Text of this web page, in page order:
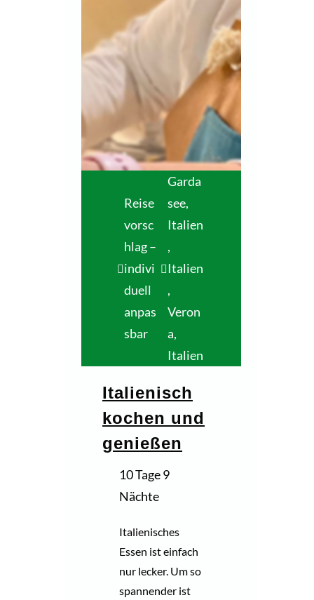
Reise
vorsc
hlag –
indivi
duell
anpas
sbar
Garda
see,
Italien
,
Italien
,
Veron
a,
Italien
Italienisch
kochen und
genießen
10 Tage 9
Nächte
Italienisches
Essen ist einfach
nur lecker. Um so
spannender ist